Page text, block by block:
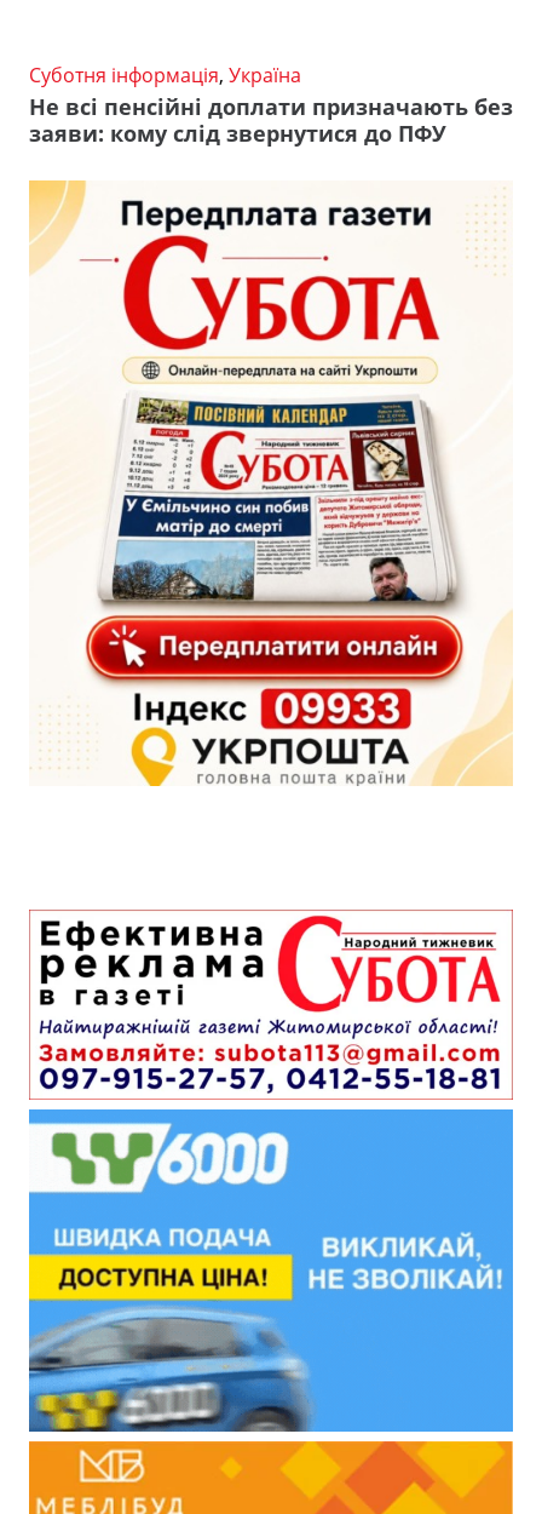
Суботня інформація, Україна
Не всі пенсійні доплати призначають без
заяви: кому слід звернутися до ПФУ